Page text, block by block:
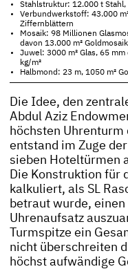
Stahlstruktur: 12.000 t
Verbundwerkstoff: 43.000
Ziffernblättern
Mosaik: 98 Millionen
davon 13.000 m² Goldmosaik
Juwel: 3000 m² Glas, 65
kg/m²
Halbmond: 23 m, 1050 m²
Die Idee, den
Abdul Aziz
höchsten
entstand im Zuge
sieben Hoteltürmen
Die Konstruktion für
kalkuliert, als SL
betraut wurde,
Uhrenaufsatz
Turmspitze ein
nicht überschreiten
höchst aufwändige